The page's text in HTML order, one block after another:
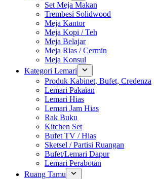
Set Meja Makan
Trembesi Solidwood
Meja Kantor
Meja Kopi / Teh
Meja Belajar
Meja Rias / Cermin
Meja Konsul
Kategori Lemari
Produk Kabinet, Bufet, Credenza
Lemari Pakaian
Lemari Hias
Lemari Jam Hias
Rak Buku
Kitchen Set
Bufet TV / Hias
Sketsel / Partisi Ruangan
Bufet/Lemari Dapur
Lemari Perabotan
Ruang Tamu